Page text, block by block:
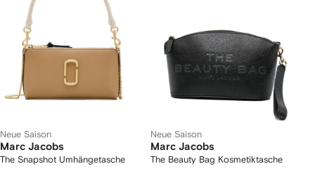
Neue Saison
Marc Jacobs
The Snapshot Umhängetasche
Neue Saison
Marc Jacobs
The Beauty Bag Kosmetiktasche